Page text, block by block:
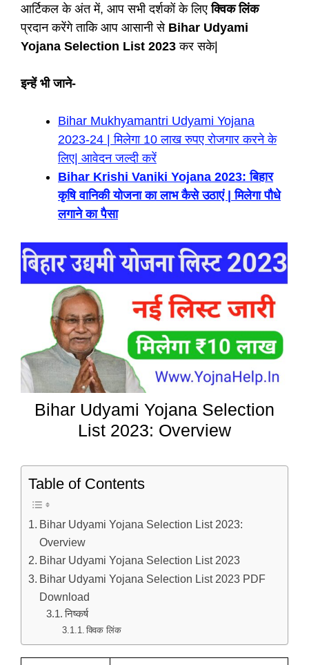
आर्टिकल के अंत में, आप सभी दर्शकों के लिएक्विक लिंक
प्रदान करेंगे ताकि आप आसानी से Bihar Udyami
Yojana Selection List 2023कर सके|
इन्हें भी जाने-
Bihar Mukhyamantri Udyami Yojana
2023-24 | मिलेगा 10 लाख रुपए रोजगार करने के
लिए| आवेदन जल्दी करें
Bihar Krishi Vaniki Yojana 2023: बिहार
कृषि वानिकी योजना का लाभ कैसे उठाएं | मिलेगा पौधे
लगाने का पैसा
Bihar Udyami Yojana Selection
List 2023: Overview
Table of Contents
Bihar Udyami Yojana Selection List 2023:
Overview
Bihar Udyami Yojana Selection List 2023
Bihar Udyami Yojana Selection List 2023 PDF
Download
निष्कर्ष
क्विक लिंक